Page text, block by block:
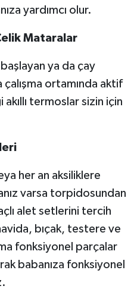
yardımcı olur.
Mataralar
ya da çay
ortamında aktif
termoslar sizin için
her an aksiliklere
varsa torpidosundan
alet setlerini tercih
bıçak, testere ve
fonksiyonel parçalar
babanıza fonksiyonel